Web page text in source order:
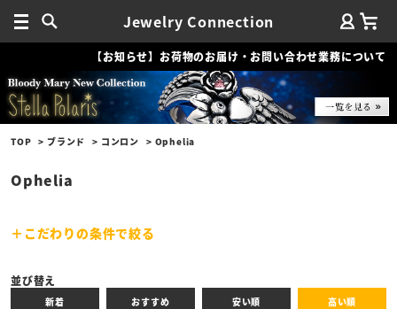
Jewelry Connection
【お知らせ】お荷物のお届け・お問い合わせ業務について
TOP ブランド コンロン Ophelia
Ophelia
こだわりの条件で絞る
並び替え
新着 おすすめ 安い順 高い順